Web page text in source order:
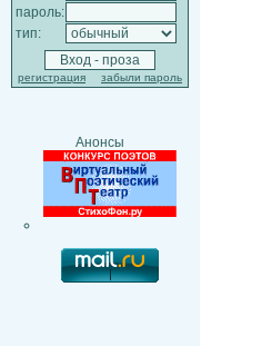
пароль:
тип:
регистрация забыли пароль
Анонсы